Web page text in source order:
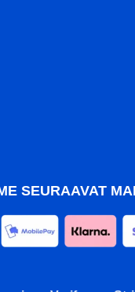
SEURAAVAT